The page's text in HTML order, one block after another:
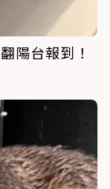
陽台報到！